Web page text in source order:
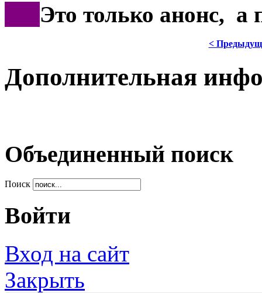
Это только анонс, а
<
Дополнительная
Объединенный поиск
Поиск
Войти
Вход на сайт
Закрыть